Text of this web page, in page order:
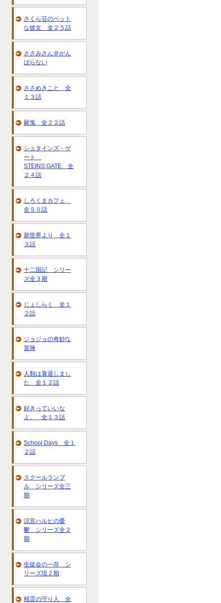
さくら荘のペット
な彼女 全２５話
ささみさん＠がん
ばらない
ささめきこと 全
１３話
屍鬼 全２２話
シュタインズ・ゲ
ート
STEINS;GATE 全
２４話
しろくまカフェ
全５０話
新世界より 全１
３話
十二国記 シリー
ズ全３期
じょしらく 全１
２話
ジョジョの奇妙な
冒険
人類は衰退しまし
た 全１２話
好きっていいな
よ。 全１３話
School Days 全１
２話
スクールランブ
ル シリーズ全三
期
涼宮ハルヒの憂
鬱 シリーズ全２
期
生徒会の一存 シ
リーズ現２期
精霊の守り人 全